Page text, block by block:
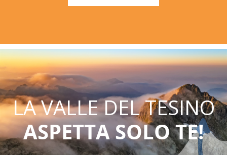
LA VALLE DEL TESINO
ASPETTA SOLO TE!